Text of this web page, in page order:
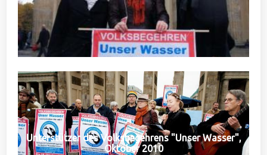
Unterstützer des Volksbegehrens "Unser Wasser",
Oktober 2010